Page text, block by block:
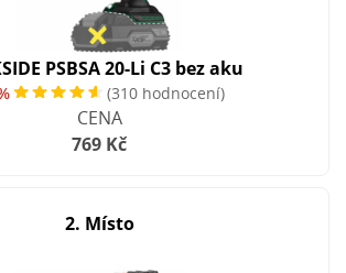
PSBSA 20-Li C3 bez aku
(310 hodnocení)
CENA
769 Kč
2. Místo